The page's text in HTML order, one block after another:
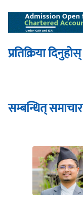
प्रतिक्रिया दिनुहोस्
सम्बन्धित् समाचार